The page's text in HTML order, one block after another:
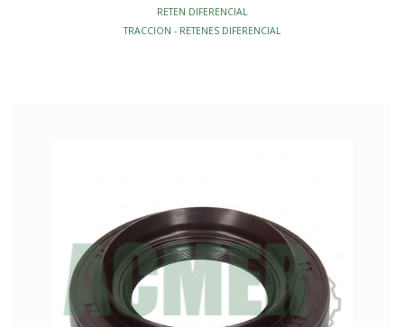
RETEN DIFERENCIAL
TRACCION - RETENES DIFERENCIAL